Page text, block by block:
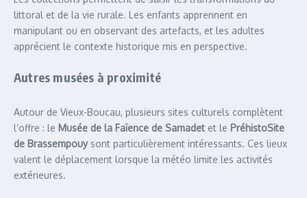
littoral et de la vie rurale. Les enfants apprennent en
manipulant ou en observant des artefacts, et les adultes
apprécient le contexte historique mis en perspective.
Autres musées à proximité
Autour de Vieux-Boucau, plusieurs sites culturels complètent
l’offre : le Musée de la Faïence de Samadet et le PréhistoSite
de Brassempouysont particulièrement intéressants. Ces lieux
valent le déplacement lorsque la météo limite les activités
extérieures.